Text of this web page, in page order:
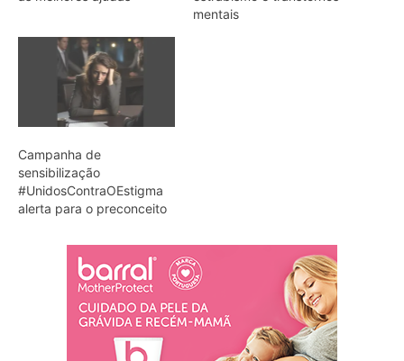
mentais
Campanha de
sensibilização
#UnidosContraOEstigma
alerta para o preconceito